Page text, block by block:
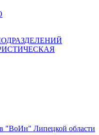
"ВоИн" Липецкой области